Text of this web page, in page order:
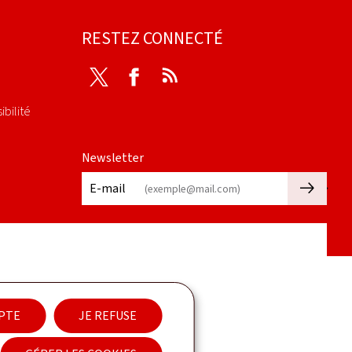
JE REFUSE
RESTEZ CONNECTÉ
Twitter Facebook
Newsletter
E-mail
🡒